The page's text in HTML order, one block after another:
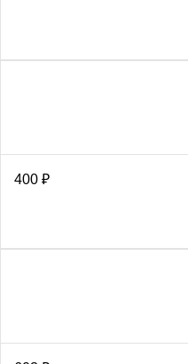
400 ₽